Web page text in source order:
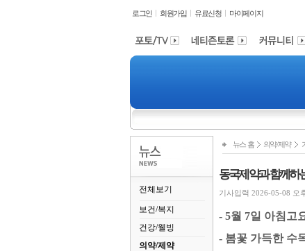
로그인 회원가입 유료신청 마이페이지
전체보기
보건/복지
건강/웰빙
의약/제약
뉴스 홈 의약/제약
동국제약과 함께하
기사입력 2026-05-08 오
- 5월 7일 아침고
- 봄꽃 가득한 수